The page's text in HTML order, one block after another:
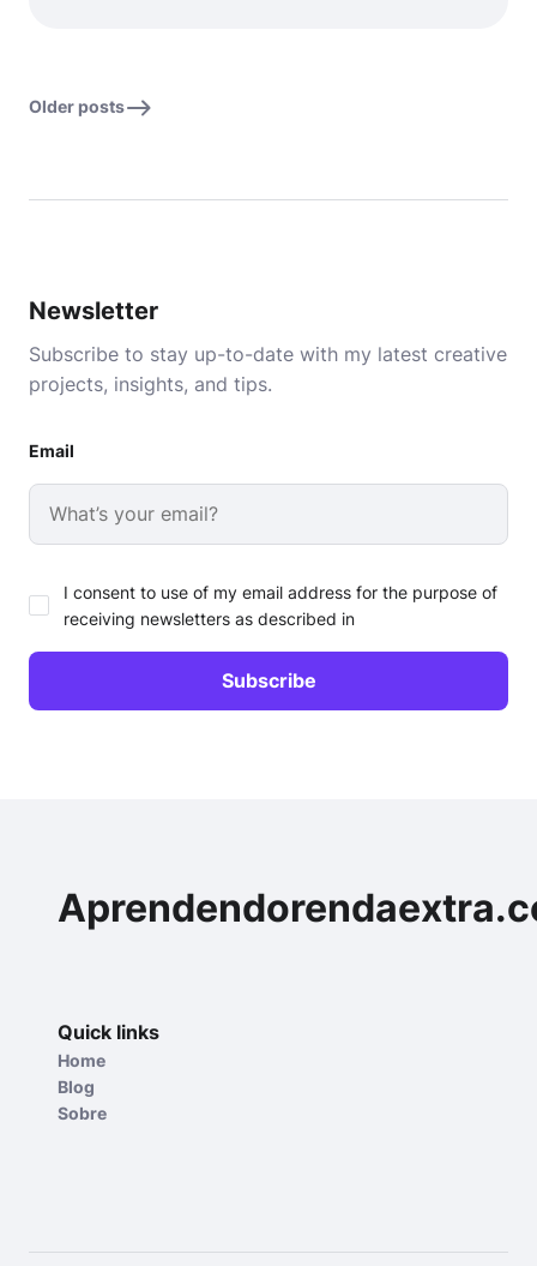
Older posts
Newsletter
Subscribe to stay up-to-date with my latest creative
projects, insights, and tips.
Email
I consent to use of my email address for the purpose of
receiving newsletters as described in
Quick links
Home
Blog
Sobre